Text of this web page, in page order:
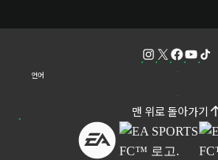
언어
맨 위로 돌아가기